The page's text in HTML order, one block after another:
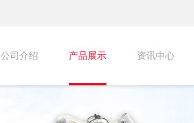
公司介绍 产品展示 资讯中心